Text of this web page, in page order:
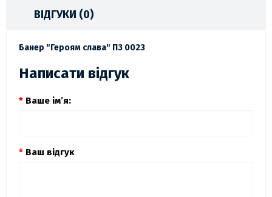
ВІДГУКИ (0)
Банер "Героям слава" ПЗ 0023
Написати відгук
Ваше ім’я:
Ваш відгук